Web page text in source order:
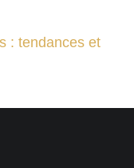
: tendances et